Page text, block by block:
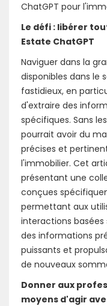
ChatGPT pour
Le défi : libérer
Estate ChatGPT
Naviguer dans la
disponibles dans le
fastidieux, en
d'extraire des
spécifiques. Sans
pourrait avoir du
précises et
l'immobilier. Cet
présentant une
conçues
permettant aux
interactions
des informations
puissants et
de nouveaux
Donner aux
moyens d'agir